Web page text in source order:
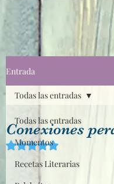
Entrada
Todas las entradas
Momentos
Recetas Literarias
Todas las entradas
Conexiones
Obtuvo NaN de 5